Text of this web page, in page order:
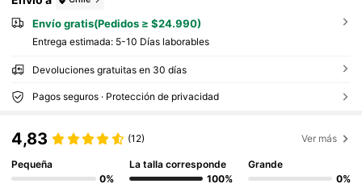
Envío gratis(Pedidos ≥ $24.990)
Entrega estimada: 5-10 Días laborables
Devoluciones gratuitas en 30 días
Pagos seguros · Protección de privacidad
4,83 (12) Ver más
Pequeña
0%
La talla corresponde
100%
Grande
0%